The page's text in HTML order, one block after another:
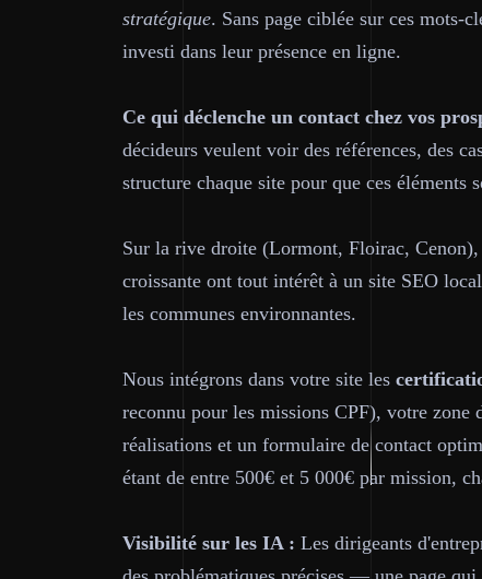
stratégique. Sans page ciblée sur ces mots-
investi dans leur présence en ligne.
Ce qui déclenche un contact chez vos
décideurs veulent voir des références, des
structure chaque site pour que ces
Sur la rive droite (Lormont, Floirac, Cenon),
croissante ont tout intérêt à un site SEO
les communes environnantes.
Nous intégrons dans votre site les
reconnu pour les missions CPF), votre
réalisations et un formulaire de contact
étant de entre 500€ et 5 000€ par mission,
Visibilité sur les IA : Les dirigeants